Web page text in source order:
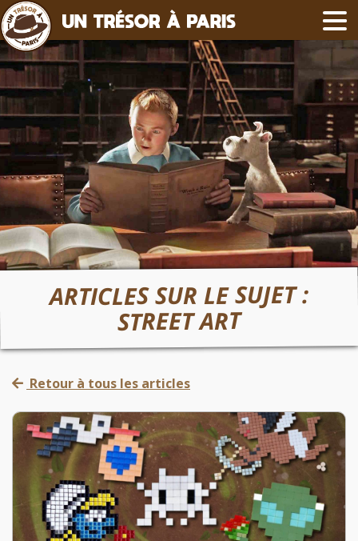
ARTICLES SUR LE SUJET :
STREET ART
Retour à tous les articles